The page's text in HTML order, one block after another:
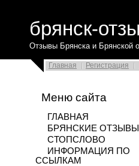
брянск-
Отзывы Брянска и Брянской
Главная Регистрация
Меню сайта
ГЛАВНАЯ
БРЯНСКИЕ ОТЗЫВЫ
СТОПСЛОВО
ИНФОРМАЦИЯ ПО
ССЫЛКАМ